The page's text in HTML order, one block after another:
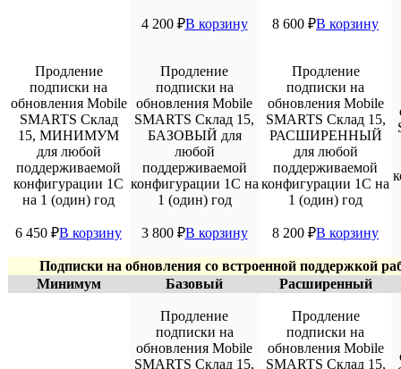
4 200 ₽В корзину 8 600 ₽В корзину
Продление
подписки на
обновления Mobile
SMARTS Склад
15, МИНИМУМ
для любой
поддерживаемой
конфигурации 1С
на 1 (один) год
6 450 ₽В корзину
Продление
подписки на
обновления Mobile
SMARTS Склад 15,
БАЗОВЫЙ для
любой
поддерживаемой
конфигурации 1С на
1 (один) год
3 800 ₽В корзину
Продление
подписки на
обновления Mobile
SMARTS Склад 15,
РАСШИРЕННЫЙ
для любой
поддерживаемой
конфигурации 1С на
1 (один) год
8 200 ₽В корзину
Подписки на обновления со встроенной поддержкой
Минимум
Базовый Расширенный
Продление
подписки на
обновления Mobile
SMARTS Склад 15,
Продление
подписки на
обновления Mobile
SMARTS Склад 15,